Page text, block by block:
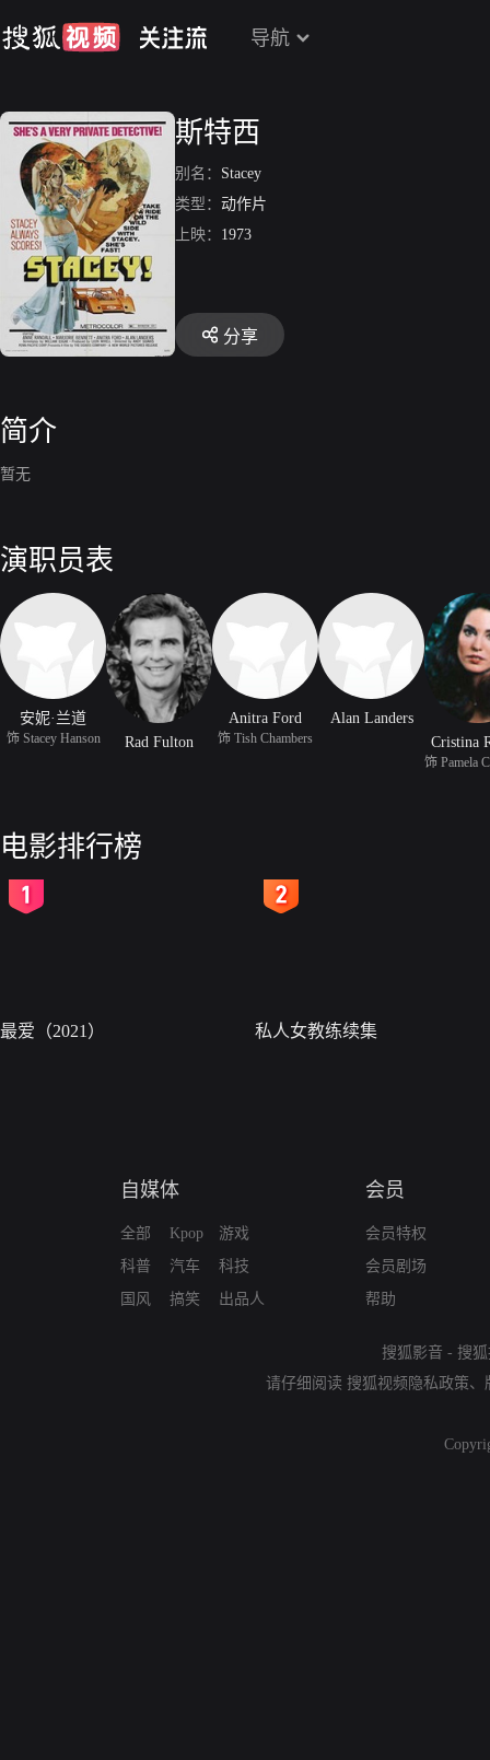
导航
斯特西
别名： Stacey
类型： 动作片
上映： 1973
分享
简介
暂无
演职员表
安妮·兰道
饰 Stacey Hanson Rad Fulton
Anitra Ford
饰 Tish Chambers
Alan Landers
Cristina
电影排行榜
最爱（2021） 私人女教练续集
自媒体
全部
科普
国风
Kpop
汽车
搞笑
游戏
科技
出品人
会员
会员特权
会员剧场
帮助
搜狐影音 - 搜
请仔细阅读 搜狐视频隐私政策、